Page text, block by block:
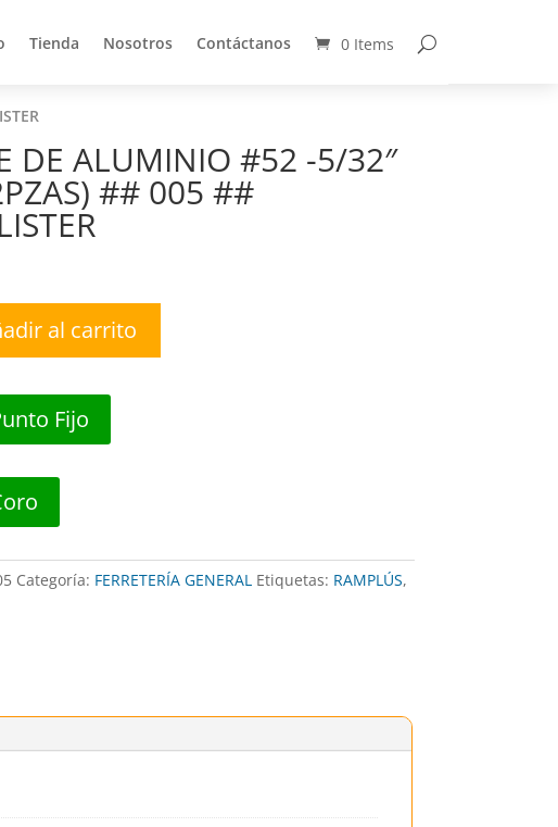
Tienda Nosotros Contáctanos 0 Items
Tienda Nosotros Contáctanos 0 Items
DE ALUMINIO #52 -5/32″
## 005 ##
al carrito
Fijo
Categoría: FERRETERÍA GENERAL Etiquetas: RAMPLÚS,